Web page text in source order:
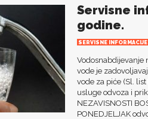
Servisne
godine.
SERVISNE INFORMACIJE
Vodosnabdijevanje
vode je
vode za piće (Sl.
usluge odvoza i
NEZAVISNOSTI
PONEDJELJAK